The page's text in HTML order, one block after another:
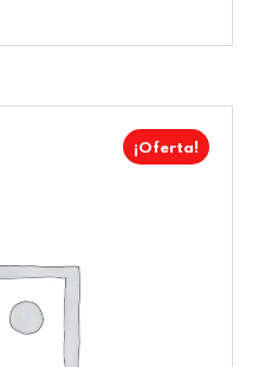
¡Oferta!